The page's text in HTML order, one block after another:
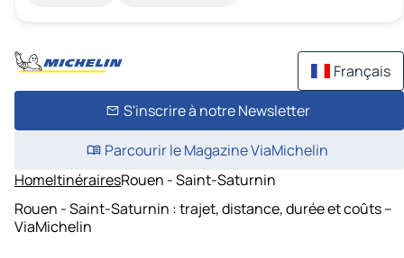
Français
S'inscrire à notre Newsletter
Parcourir le Magazine ViaMichelin
HomeItinérairesRouen - Saint-Saturnin
Rouen - Saint-Saturnin : trajet, distance, durée et coûts –
ViaMichelin